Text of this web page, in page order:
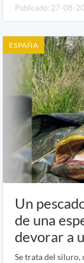
Publicado: 27-08-
ESPAÑA
Un
de una
devorar a
Se trata del siluro,